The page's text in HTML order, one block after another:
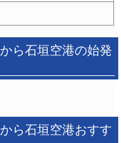
ら石垣空港の始発
ら石垣空港おすす